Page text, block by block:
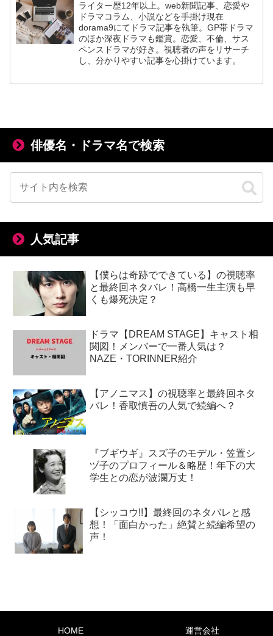
ライター歴12年以上。web新聞記事、恋愛や
ドラマコラム、小説などを手掛け現在
dorama9にてドラマ記事を執筆。GP帯ドラマ
のほか深夜ドラマも鑑賞。恋愛、不倫、サス
ペンスドラマが好き。視聴者の声をリサーチ
し、分かりやすい記事を心掛けています。
俳優名・ドラマ名で検索
人気記事
【僕らは奇跡でできている】の視聴率
と最終回ネタバレ！高橋一生主演も早
くも爆死決定？
ドラマ【DREAM STAGE】キャスト相
関図！メンバーで一番人気は？
NAZE・TORINNER紹介
【アノニマス】の視聴率と最終回ネタ
バレ！香取慎吾の人気で続編へ？
『ブギウギ』スズ子のモデル・笠置シ
ヅ子のプロフィール＆略歴！年下の大
学生との恋が波瀾万丈！
【シッコウ!!】最終回のネタバレと感
想！「面白かった」絶賛と続編希望の
声！
HOME 運営会社